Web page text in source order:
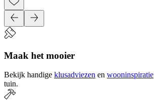
Maak het mooier
Bekijk handige klusadviezen en wooninspiratie
tuin.